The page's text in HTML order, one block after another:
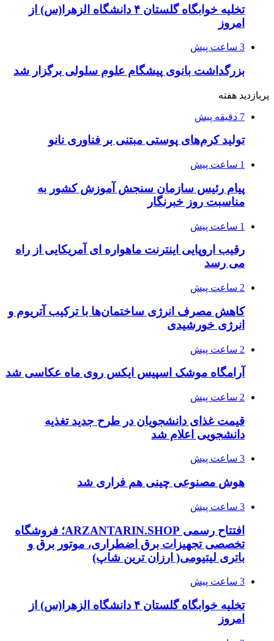
تخلیه خوابگاه گلستان ۴ دانشگاه الزهرا(س) از
امروز
3 ساعت پیش
بزرگداشت بانوی پیشگام علوم سلولی برگزار شد
پربازدید هفته
7 دقیقه پیش
تولید کرم‌های پوستی مبتنی بر فناوری نانو
1 ساعت پیش
پیام رئیس سازمان سنجش آموزش کشور به
مناسبت روز خبرنگار
1 ساعت پیش
رقیب اروپایی اینترنت ماهواره ای آمریکایی از راه
می رسد
2 ساعت پیش
کاهش مصرف انرژی ساختمان‌ها با ترکیب آتریوم و
انرژی خورشیدی
2 ساعت پیش
آرامگاه موشک اسپیس ایکس روی ماه عکاسی شد
2 ساعت پیش
قیمت غذای دانشجویان در طرح جدید تغذیه
دانشجویی اعلام شد
3 ساعت پیش
هوش مصنوعی چینی هم فراری شد
3 ساعت پیش
افتتاح رسمی ARZANTARIN.SHOP؛ فروشگاه
تخصصی تجهیزات برق اضطراری، موتور برق و
باتری لیتیومی( ارزان ترین شاپ)
3 ساعت پیش
تخلیه خوابگاه گلستان ۴ دانشگاه الزهرا(س) از
امروز